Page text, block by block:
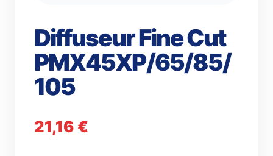
Diffuseur Fine Cut
PMX45XP/65/85/
105
21,16 €